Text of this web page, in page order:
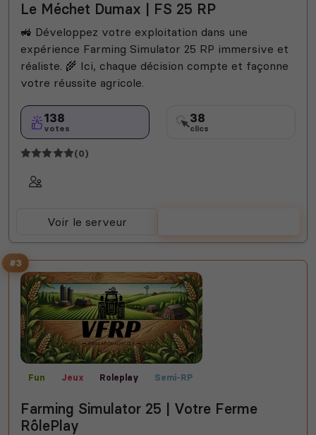
Le Méchet Dumax | FS 25 RP
🚜 Développez votre exploitation dans une
expérience Farming Simulator 25 RP immersive et
réaliste. 🌾 Ici, chaque décision compte et façonne
votre réussite agricole.
138
votes
38
clics
(0)
Voir le serveur
#3
Fun Jeux Roleplay
Semi-RP
Farming Simulator 25 | Votre Ferme
RôlePlay